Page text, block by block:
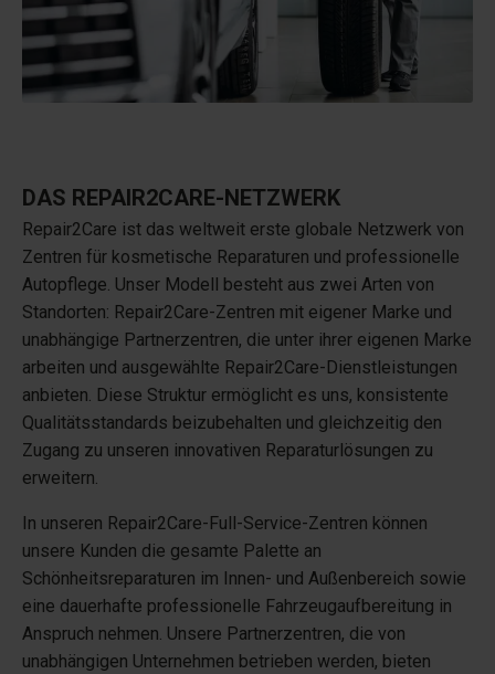
DAS REPAIR2CARE-NETZWERK
Repair2Care ist das weltweit erste globale Netzwerk von
Zentren für kosmetische Reparaturen und professionelle
Autopflege. Unser Modell besteht aus zwei Arten von
Standorten: Repair2Care-Zentren mit eigener Marke und
unabhängige Partnerzentren, die unter ihrer eigenen Marke
arbeiten und ausgewählte Repair2Care-Dienstleistungen
anbieten. Diese Struktur ermöglicht es uns, konsistente
Qualitätsstandards beizubehalten und gleichzeitig den
Zugang zu unseren innovativen Reparaturlösungen zu
erweitern.
In unseren Repair2Care-Full-Service-Zentren können
unsere Kunden die gesamte Palette an
Schönheitsreparaturen im Innen- und Außenbereich sowie
eine dauerhafte professionelle Fahrzeugaufbereitung in
Anspruch nehmen. Unsere Partnerzentren, die von
unabhängigen Unternehmen betrieben werden, bieten